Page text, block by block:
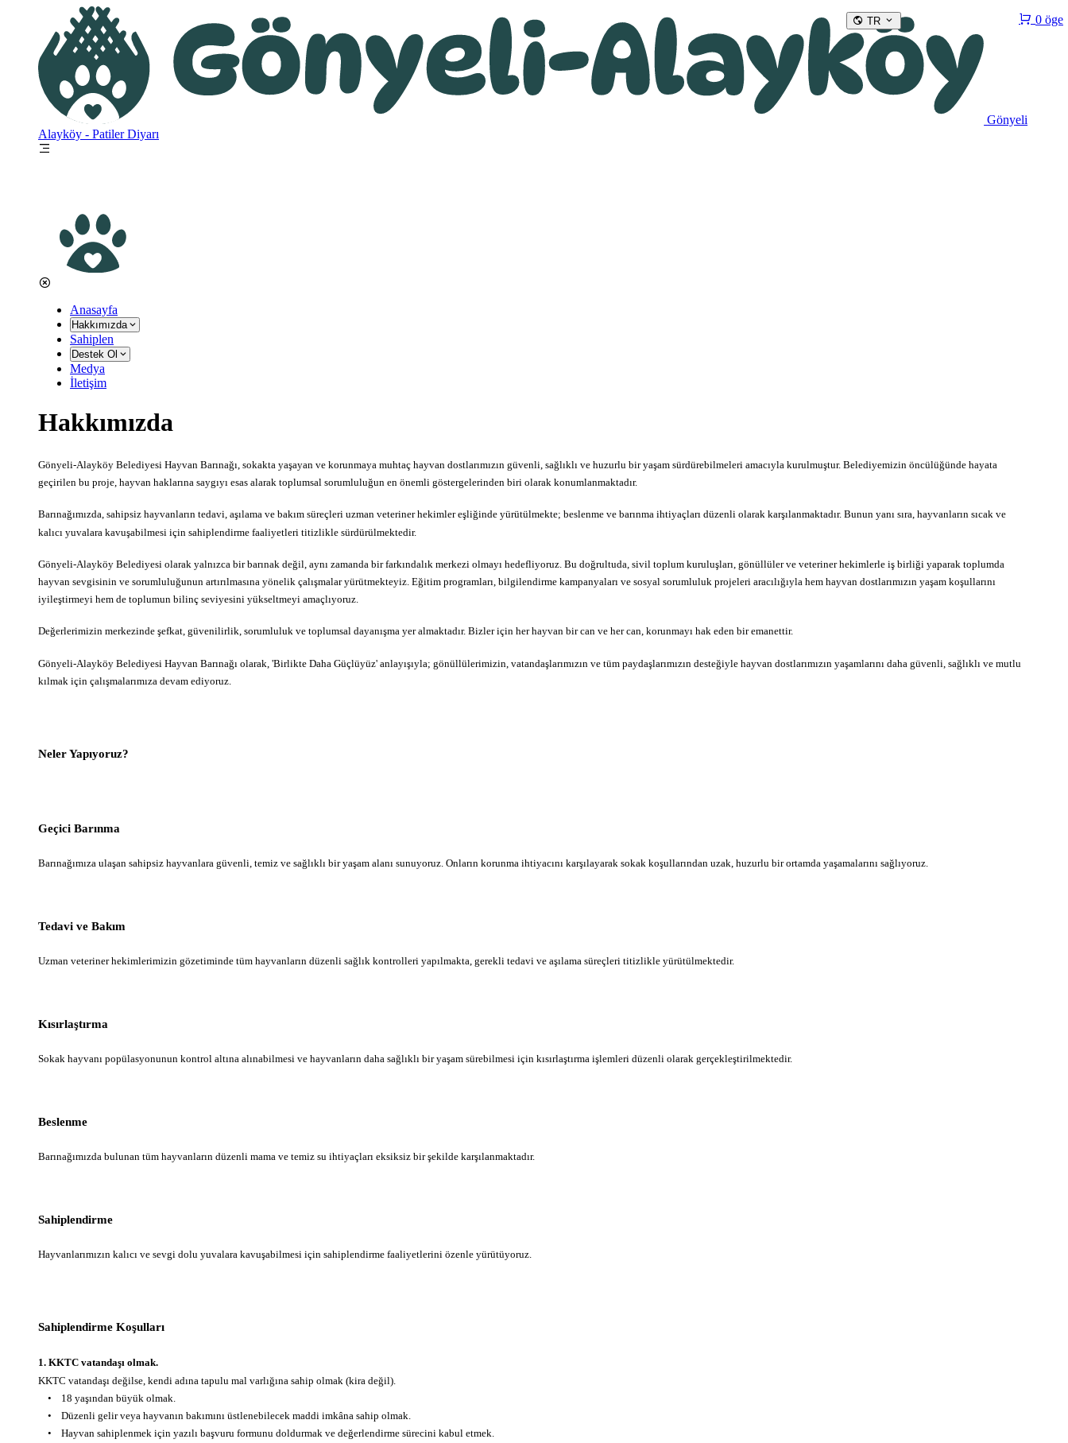
Gönyeli
Alayköy - Patiler Diyarı
Ana
gezinti
menüsü
Anasayfa
Hakkımızda
Sahiplen
Destek Ol
Medya
İletişim
TR 0 öge
Hakkımızda
Gönyeli-Alayköy Belediyesi Hayvan Barınağı, sokakta yaşayan ve korunmaya muhtaç hayvan dostlarımızın güvenli, sağlıklı ve huzurlu bir yaşam sürdürebilmeleri amacıyla kurulmuştur. Belediyemizin öncülüğünde hayata
geçirilen bu proje, hayvan haklarına saygıyı esas alarak toplumsal sorumluluğun en önemli göstergelerinden biri olarak konumlanmaktadır.
Barınağımızda, sahipsiz hayvanların tedavi, aşılama ve bakım süreçleri uzman veteriner hekimler eşliğinde yürütülmekte; beslenme ve barınma ihtiyaçları düzenli olarak karşılanmaktadır. Bunun yanı sıra, hayvanların sıcak ve
kalıcı yuvalara kavuşabilmesi için sahiplendirme faaliyetleri titizlikle sürdürülmektedir.
Gönyeli-Alayköy Belediyesi olarak yalnızca bir barınak değil, aynı zamanda bir farkındalık merkezi olmayı hedefliyoruz. Bu doğrultuda, sivil toplum kuruluşları, gönüllüler ve veteriner hekimlerle iş birliği yaparak toplumda
hayvan sevgisinin ve sorumluluğunun artırılmasına yönelik çalışmalar yürütmekteyiz. Eğitim programları, bilgilendirme kampanyaları ve sosyal sorumluluk projeleri aracılığıyla hem hayvan dostlarımızın yaşam koşullarını
iyileştirmeyi hem de toplumun bilinç seviyesini yükseltmeyi amaçlıyoruz.
Değerlerimizin merkezinde şefkat, güvenilirlik, sorumluluk ve toplumsal dayanışma yer almaktadır. Bizler için her hayvan bir can ve her can, korunmayı hak eden bir emanettir.
Gönyeli-Alayköy Belediyesi Hayvan Barınağı olarak, 'Birlikte Daha Güçlüyüz' anlayışıyla; gönüllülerimizin, vatandaşlarımızın ve tüm paydaşlarımızın desteğiyle hayvan dostlarımızın yaşamlarını daha güvenli, sağlıklı ve mutlu
kılmak için çalışmalarımıza devam ediyoruz.
Neler Yapıyoruz?
Geçici Barınma
Barınağımıza ulaşan sahipsiz hayvanlara güvenli, temiz ve sağlıklı bir yaşam alanı sunuyoruz. Onların korunma ihtiyacını karşılayarak sokak koşullarından uzak, huzurlu bir ortamda yaşamalarını sağlıyoruz.
Tedavi ve Bakım
Uzman veteriner hekimlerimizin gözetiminde tüm hayvanların düzenli sağlık kontrolleri yapılmakta, gerekli tedavi ve aşılama süreçleri titizlikle yürütülmektedir.
Kısırlaştırma
Sokak hayvanı popülasyonunun kontrol altına alınabilmesi ve hayvanların daha sağlıklı bir yaşam sürebilmesi için kısırlaştırma işlemleri düzenli olarak gerçekleştirilmektedir.
Beslenme
Barınağımızda bulunan tüm hayvanların düzenli mama ve temiz su ihtiyaçları eksiksiz bir şekilde karşılanmaktadır.
Sahiplendirme
Hayvanlarımızın kalıcı ve sevgi dolu yuvalara kavuşabilmesi için sahiplendirme faaliyetlerini özenle yürütüyoruz.
Sahiplendirme Koşulları
1. KKTC vatandaşı olmak.
KKTC vatandaşı değilse, kendi adına tapulu mal varlığına sahip olmak (kira değil).
• 18 yaşından büyük olmak.
• Düzenli gelir veya hayvanın bakımını üstlenebilecek maddi imkâna sahip olmak.
• Hayvan sahiplenmek için yazılı başvuru formunu doldurmak ve değerlendirme sürecini kabul etmek.